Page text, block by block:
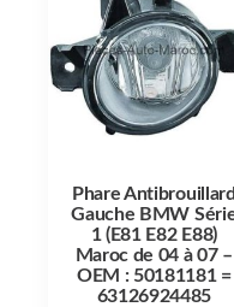
Phare Antibrouillard
Gauche BMW
1 (E81 E82 E88)
Maroc de 04 à 07 –
OEM : 50181181 =
63126924485